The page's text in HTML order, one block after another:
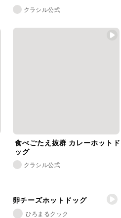
クラシル公式
食べごたえ抜群 カレーホットド
ッグ
クラシル公式
卵チーズホットドッグ
ひろまるクック